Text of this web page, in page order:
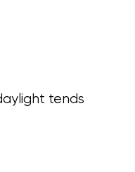
tends